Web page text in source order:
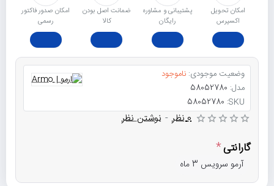
امکان تحویل
اکسپرس
پشتیبانی و مشاوره
رایگان
ﺿﻤﺎﻧﺖ اﺻﻞ ﺑﻮدن
ﮐﺎﻟﺎ
امکان صدور فاکتور
رسمی
وضعیت موجودی: ناموجود
مدل: 58052780
SKU:
58052780
0 نظر - نوشتن نظر
گارانتی
آرمو سرویس 3 ماه